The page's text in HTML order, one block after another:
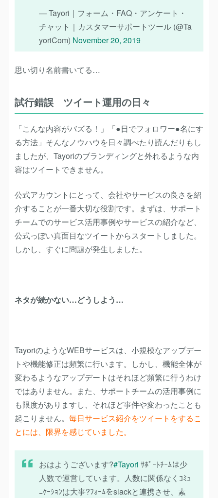
— Tayori｜フォーム・FAQ・アンケート・
チャット｜カスタマーサポートツール (@Ta
yoriCom) November 20, 2019
思い切り名前書いてる…
試行錯誤 ツイート運用の日々
「こんな内容がバズる！」「●日でフォロワー●名にす
る方法」そんなノウハウを日々調べたり読んだりもし
ましたが、Tayoriのブランディングと外れるような内
容はツイートできません。
公式アカウントにとって、会社やサービスの良さを紹
介することが一番大切な役割です。まずは、サポート
チームでのサービス活用事例やサービスの紹介など、
公式っぽい真面目なツイートからスタートしました。
しかし、すぐに問題が発生しました。
ネタが続かない…どうしよう…
TayoriのようなWEBサービスは、小規模なアップデー
トや機能修正は頻繁に行います。しかし、機能全体が
変わるようなアップデートはそれほど頻繁に行うわけ
ではありません。また、サポートチームの活用事例に
も限度がありますし、それほど事件や変わったことも
起こりません。 毎日サービス紹介をツイートをするこ
とには、限界を感じていました。
おはようございます?️#Tayori ｻﾎﾟｰﾄﾁｰﾑは少
人数で運営しています。人数に関係なくｺﾐｭ
ﾆｹｰｼｮﾝは大事?ﾌｫｰﾑをslackと連携させ、素